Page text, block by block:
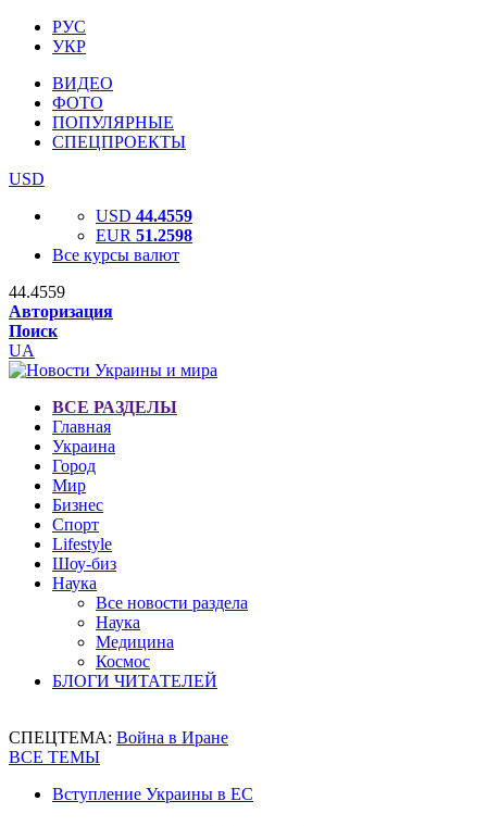
РУС
УКР
ВИДЕО
ФОТО
ПОПУЛЯРНЫЕ
СПЕЦПРОЕКТЫ
USD
USD 44.4559
EUR 51.2598
Все курсы валют
44.4559
Авторизация
Поиск
UA
ВСЕ РАЗДЕЛЫ
Главная
Украина
Город
Мир
Бизнес
Спорт
Lifestyle
Шоу-биз
Наука
Все новости раздела
Наука
Медицина
Космос
БЛОГИ ЧИТАТЕЛЕЙ
СПЕЦТЕМА: Война в Иране
ВСЕ ТЕМЫ
Вступление Украины в ЕС